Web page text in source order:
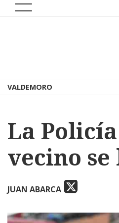
VALDEMORO
La
vecino
JUAN ABARCA